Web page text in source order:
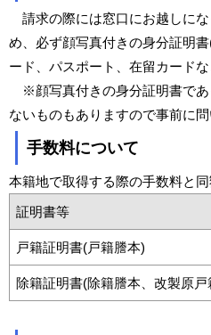
請求の際には窓口にお越しに
め、必ず顔写真付きの身分証明
ード、パスポート、在留カードな
※顔写真付きの身分証明書であ
ないものもありますので事前に問
手数料について
本籍地で取得する際の手数料と同
証明書等
戸籍証明書(戸籍謄本)
除籍証明書(除籍謄本、改製原戸